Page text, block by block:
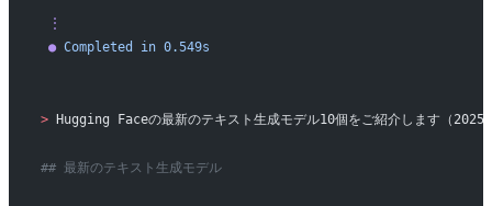
⋮
● Completed in 0.549s
> Hugging Faceの最新のテキスト生成モデル10個をご紹介します（2025
## 最新のテキスト生成モデル